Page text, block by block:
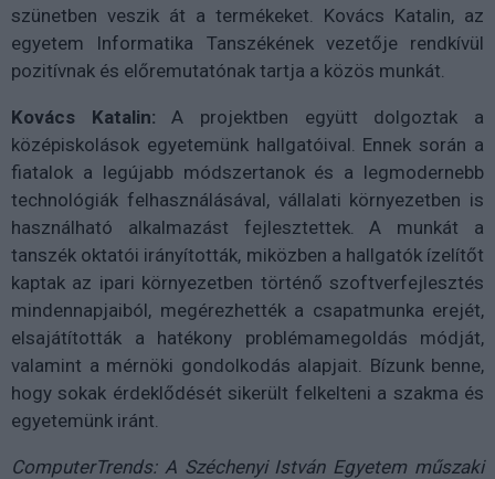
szünetben veszik át a termékeket. Kovács Katalin, az
egyetem Informatika Tanszékének vezetője rendkívül
pozitívnak és előremutatónak tartja a közös munkát.
Kovács Katalin: A projektben együtt dolgoztak a
középiskolások egyetemünk hallgatóival. Ennek során a
fiatalok a legújabb módszertanok és a legmodernebb
technológiák felhasználásával, vállalati környezetben is
használható alkalmazást fejlesztettek. A munkát a
tanszék oktatói irányították, miközben a hallgatók ízelítőt
kaptak az ipari környezetben történő szoftverfejlesztés
mindennapjaiból, megérezhették a csapatmunka erejét,
elsajátították a hatékony problémamegoldás módját,
valamint a mérnöki gondolkodás alapjait. Bízunk benne,
hogy sokak érdeklődését sikerült felkelteni a szakma és
egyetemünk iránt.
ComputerTrends: A Széchenyi István Egyetem műszaki